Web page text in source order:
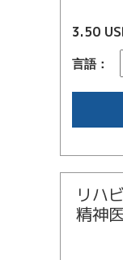
3.50
言語：
リハ
精神